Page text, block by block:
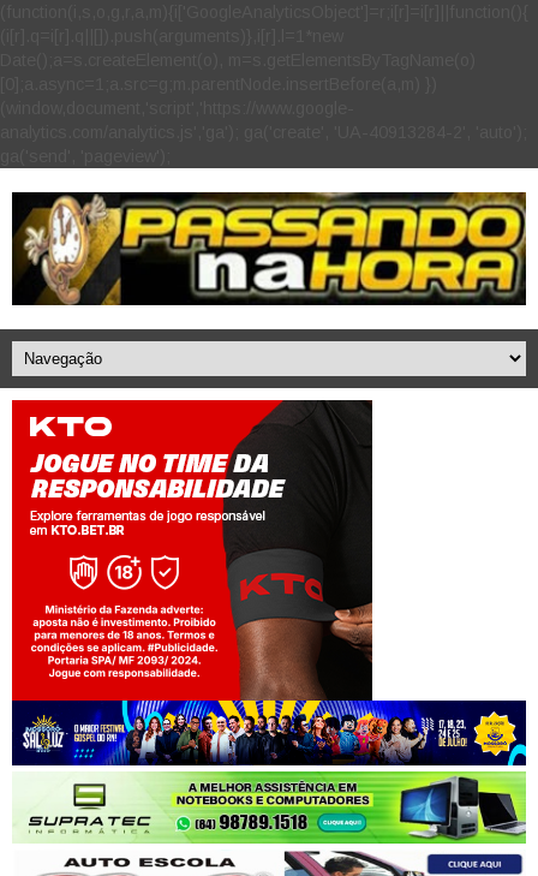
Jogue com responsabilidade. 18+